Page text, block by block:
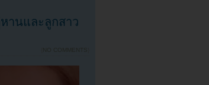
านและลูกสาว
NO COMMENTS